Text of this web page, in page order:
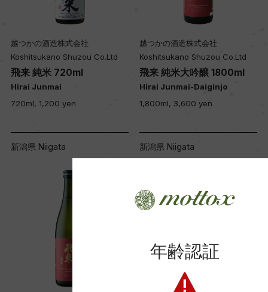
越つかの酒造株式会社
Koshitsukano Shuzou Co.Ltd
飛来 純米 720ml
Hirai Junmai
720ml, 1,200 yen
越つかの酒造株式会社
Koshitsukano Shuzou Co.Ltd
飛来 純米大吟醸 1800ml
Hirai Junmai-Daiginjo
1,800ml, 3,600 yen
新潟県 Niigata 新潟県 Niigata
年齢認証